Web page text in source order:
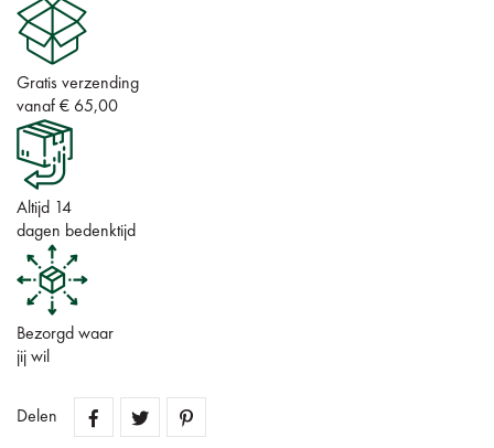
Gratis verzending
vanaf € 65,00
Altijd 14
dagen bedenktijd
Bezorgd waar
jij wil
Delen